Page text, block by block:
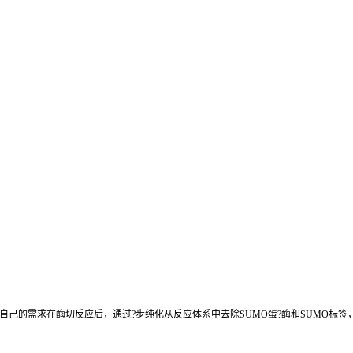
的需求在酶切反应后，通过?步纯化从反应体系中去除SUMO蛋?酶和SUMO标签